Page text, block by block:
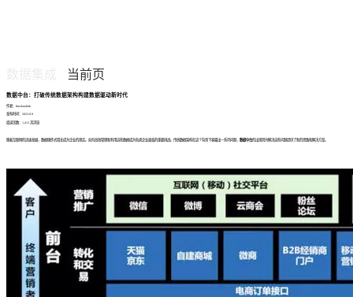
当前页
数据中台：打破传统数据架构构建数据驱动新时代
作者：finedatalink
发布时间：2023.8.9
阅读次数：1,413 次浏览
随着互联网的迅速发展，数据爆炸式增长成为企业的现实。如何高效管理和利用这些数据成为各类企业面临的重要挑战。传统数据架构在这个背景下暴露出一系列问题， 数据中台的出现则为解决这些问题提供了新的思路和解决方案。